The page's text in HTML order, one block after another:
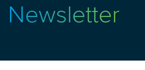
Newsletter